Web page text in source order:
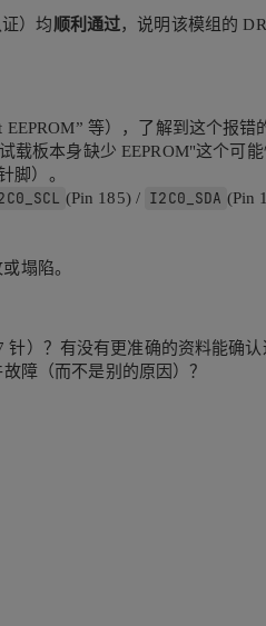
）均顺利通过，说明该模组的
等），了解到这个报
载板本身缺少 EEPROM"这个可
脚）。
(Pin 185) / I2C0_SDA (Pin
塌陷。
针）？有没有更准确的资料能确
障（而不是别的原因）？